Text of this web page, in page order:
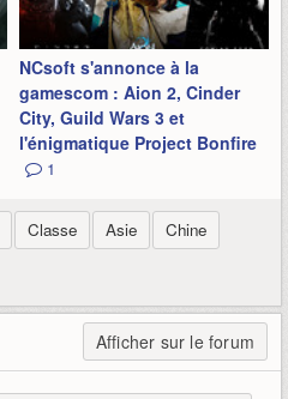
NCsoft s'annonce à la
gamescom : Aion 2, Cinder
City, Guild Wars 3 et
l'énigmatique Project Bonfire
1
Classe Asie
Chine
Afficher sur le forum